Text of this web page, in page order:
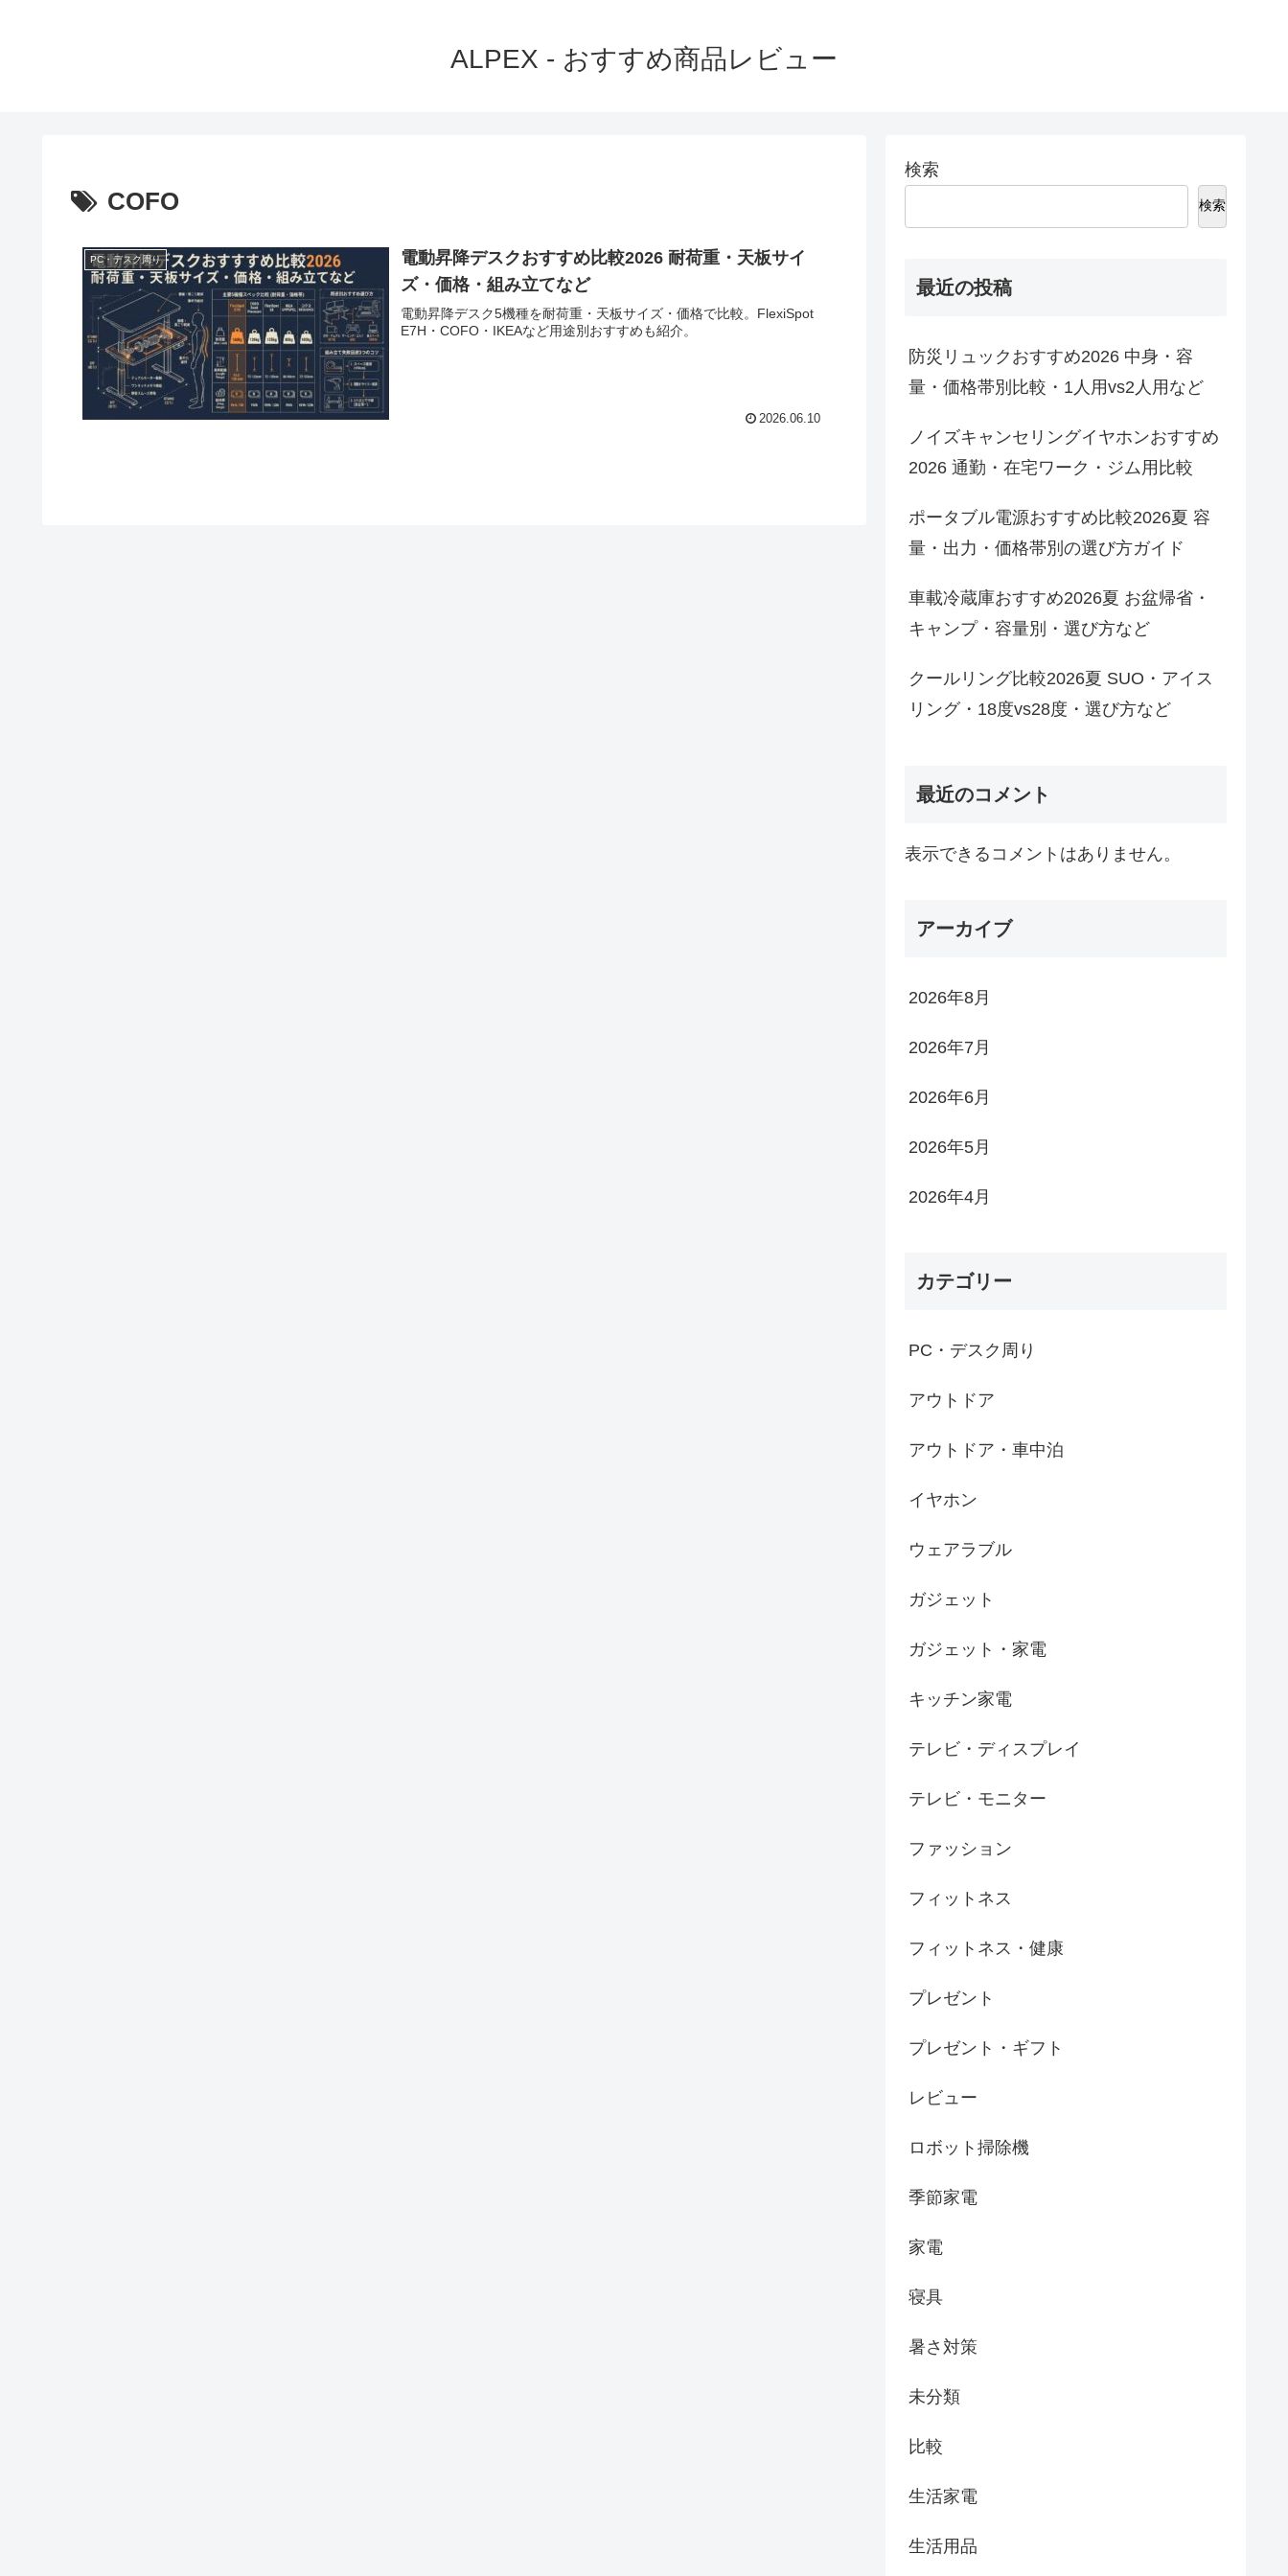
ALPEX - おすすめ商品レビュー
COFO
PC・デスク周り
電動昇降デスクおすすめ比較2026 耐荷重・天板サイ
ズ・価格・組み立てなど
電動昇降デスク5機種を耐荷重・天板サイズ・価格で比較。FlexiSpot
E7H・COFO・IKEAなど用途別おすすめも紹介。
2026.06.10
検索
検索
最近の投稿
防災リュックおすすめ2026 中身・容
量・価格帯別比較・1人用vs2人用など
ノイズキャンセリングイヤホンおすすめ
2026 通勤・在宅ワーク・ジム用比較
ポータブル電源おすすめ比較2026夏 容
量・出力・価格帯別の選び方ガイド
車載冷蔵庫おすすめ2026夏 お盆帰省・
キャンプ・容量別・選び方など
クールリング比較2026夏 SUO・アイス
リング・18度vs28度・選び方など
最近のコメント
表示できるコメントはありません。
アーカイブ
2026年8月
2026年7月
2026年6月
2026年5月
2026年4月
カテゴリー
PC・デスク周り
アウトドア
アウトドア・車中泊
イヤホン
ウェアラブル
ガジェット
ガジェット・家電
キッチン家電
テレビ・ディスプレイ
テレビ・モニター
ファッション
フィットネス
フィットネス・健康
プレゼント
プレゼント・ギフト
レビュー
ロボット掃除機
季節家電
家電
寝具
暑さ対策
未分類
比較
生活家電
生活用品